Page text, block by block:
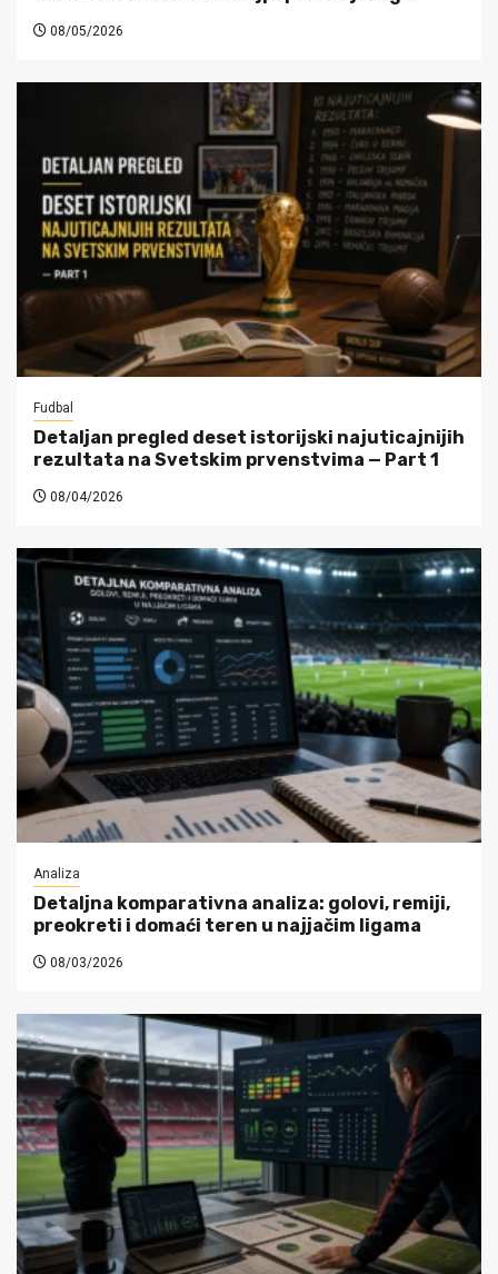
08/05/2026
Fudbal
Detaljan pregled deset istorijski najuticajnijih
rezultata na Svetskim prvenstvima — Part 1
08/04/2026
Analiza
Detaljna komparativna analiza: golovi, remiji,
preokreti i domaći teren u najjačim ligama
08/03/2026